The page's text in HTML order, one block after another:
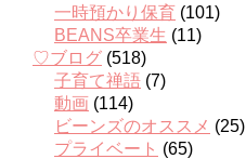
一時預かり保育 (101)
BEANS卒業生 (11)
♡ブログ (518)
子育て禅語 (7)
動画 (114)
ビーンズのオススメ (25)
プライベート (65)